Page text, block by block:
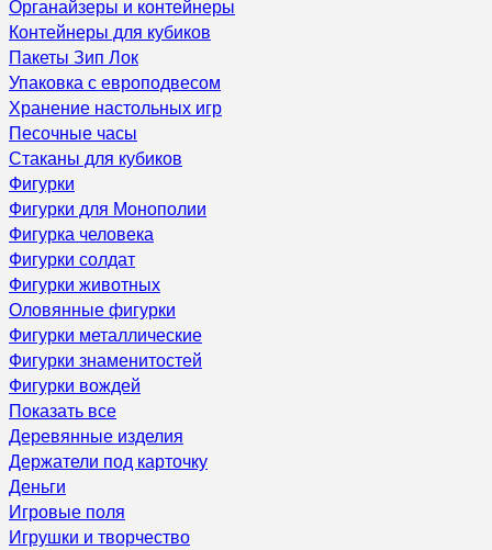
Органайзеры и контейнеры
Контейнеры для кубиков
Пакеты Зип Лок
Упаковка с европодвесом
Хранение настольных игр
Песочные часы
Стаканы для кубиков
Фигурки
Фигурки для Монополии
Фигурка человека
Фигурки солдат
Фигурки животных
Оловянные фигурки
Фигурки металлические
Фигурки знаменитостей
Фигурки вождей
Показать все
Деревянные изделия
Держатели под карточку
Деньги
Игровые поля
Игрушки и творчество